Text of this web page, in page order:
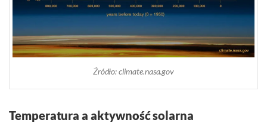
Źródło: climate.nasa.gov
Temperatura a aktywność solarna